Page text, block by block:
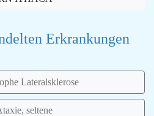
Erkrankungen
Lateralsklerose
seltene